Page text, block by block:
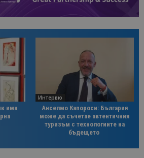
има
Интервю
Анселмо Капороси: България
може да съчетае автентичния
туризъм с технологиите на
бъдещето